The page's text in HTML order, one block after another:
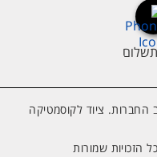
החברות. ציוד לקוסמטיקה
הזכויות שמורות